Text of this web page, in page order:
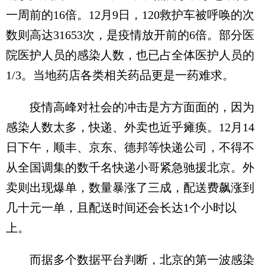
一周前的16倍。12月9日，120救护车被呼唤的次
数则高达31653次，是疫情放开前的6倍。部分医
院医护人员的感染人数，也已占全体医护人员的
1/3。当地药店各类相关药品更是一药难求。
疫情高峰对社会的冲击是方方面面的，因为
感染人数太多，快递、外卖也近乎瘫痪。12月14
日下午，顺丰、京东、德邦等快递公司，不得不
从全国调集的数千名快递小哥紧急驰援北京。外
卖则出现爆单，数量暴涨了三成，配送费飙涨到
几十元一单，且配送时间还会长达1个小时以
上。
而据多个数据平台判断，北京的第一波感染